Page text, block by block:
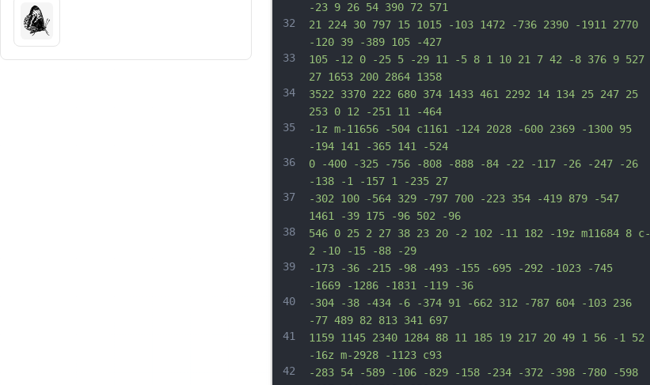
32
33
34
35
36
37
38
39
40
41
42
-23 9 26 54 390 72 571
21 224 30 797 15 1015 -103 1472 -736 2390 -1911 2770
-120 39 -389 105 -427
105 -12 0 -25 5 -29 11 -5 8 1 10 21 7 42 -8 376 9 527
27 1653 200 2864 1358
3522 3370 222 680 374 1433 461 2292 14 134 25 247 25
253 0 12 -251 11 -464
-1z m-11656 -504 c1161 -124 2028 -600 2369 -1300 95
-194 141 -365 141 -524
0 -400 -325 -756 -808 -888 -84 -22 -117 -26 -247 -26
-138 -1 -157 1 -235 27
-302 100 -564 329 -797 700 -223 354 -419 879 -547
1461 -39 175 -96 502 -96
546 0 25 2 27 38 23 20 -2 102 -11 182 -19z m11684 8 c-
2 -10 -15 -88 -29
-173 -36 -215 -98 -493 -155 -695 -292 -1023 -745
-1669 -1286 -1831 -119 -36
-304 -38 -434 -6 -374 91 -662 312 -787 604 -103 236
-77 489 82 813 341 697
1159 1145 2340 1284 88 11 185 19 217 20 49 1 56 -1 52
-16z m-2928 -1123 c93
-283 54 -589 -106 -829 -158 -234 -372 -398 -780 -598